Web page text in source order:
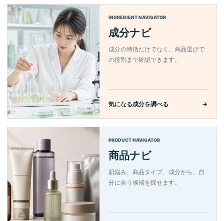
INGREDIENT NAVIGATOR
成分ナビ
成分の特徴だけでなく、商品選びで
の役割まで確認できます。
気になる成分を調べる →
PRODUCT NAVIGATOR
商品ナビ
肌悩み、商品タイプ、成分から、自
分に合う候補を探せます。